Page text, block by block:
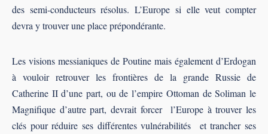
des semi-conducteurs résolus. L’Europe si elle veut compter
devra y trouver une place prépondérante.
Les visions messianiques de Poutine mais également d’Erdogan
à vouloir retrouver les frontières de la grande Russie de
Catherine II d’une part, ou de l’empire Ottoman de Soliman le
Magnifique d’autre part, devrait forcer l’Europe à trouver les
clés pour réduire ses différentes vulnérabilités et trancher ses